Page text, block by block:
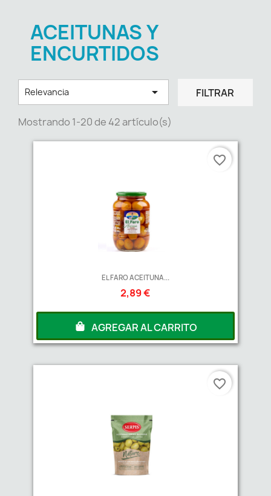
ACEITUNAS Y
ENCURTIDOS
Relevancia  FILTRAR
Mostrando 1-20 de 42 artículo(s)
EL FARO ACEITUNA...
2,89 €
AGREGAR AL CARRITO
favorite_border
favorite_border